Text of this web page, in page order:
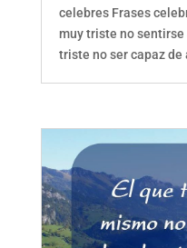
celebres Frases
muy triste no sentirse
triste no ser capaz de